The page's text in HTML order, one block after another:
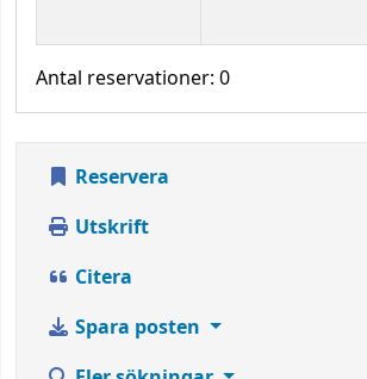
Antal reservationer: 0
Reservera
Utskrift
Citera
Spara posten